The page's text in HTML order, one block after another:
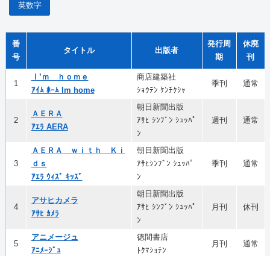
英数字
番
号
タイトル 出版者
発行周
期
休廃
刊
1
Ⅰ’ｍ ｈｏｍｅ
ｱｲﾑ ﾎｰﾑ Im home
商店建築社
ｼｮｳﾃﾝ ｹﾝﾁｸｼｬ
季刊 通常
2
ＡＥＲＡ
ｱｴﾗ AERA
朝日新聞出版
ｱｻﾋ ｼﾝﾌﾞﾝ ｼｭｯﾊﾟ
ﾝ
週刊 通常
3
ＡＥＲＡ ｗｉｔｈ Ｋｉ
ｄｓ
ｱｴﾗ ｳｨｽﾞ ｷｯｽﾞ
朝日新聞出版
ｱｻﾋｼﾝﾌﾞﾝ ｼｭｯﾊﾟ
ﾝ
季刊 通常
4
アサヒカメラ
ｱｻﾋ ｶﾒﾗ
朝日新聞出版
ｱｻﾋ ｼﾝﾌﾞﾝ ｼｭｯﾊﾟ
ﾝ
月刊 休刊
5
アニメージュ
ｱﾆﾒｰｼﾞｭ
徳間書店
ﾄｸﾏｼｮﾃﾝ
月刊 通常